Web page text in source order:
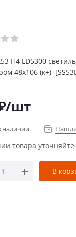
H4 LD5300
48x106 (к+)
/шт
наличии
товара
В